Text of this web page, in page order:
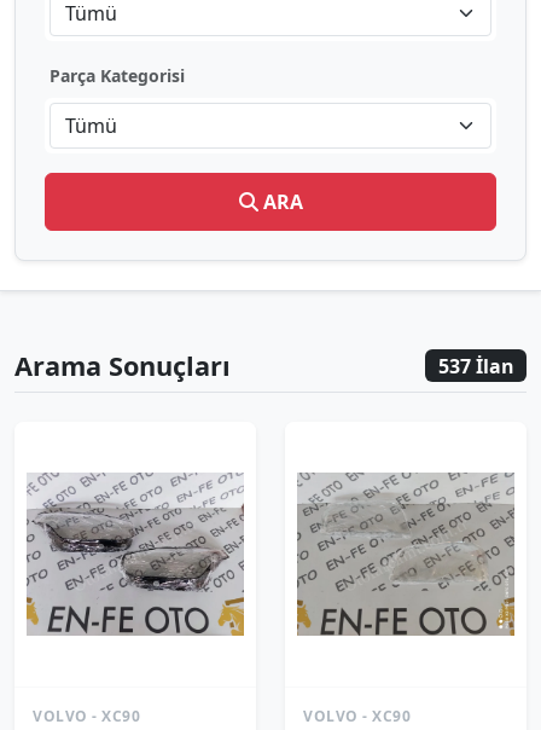
Tümü
Parça Kategorisi
Tümü
ARA
Arama Sonuçları 537 İlan
VOLVO - XC90 VOLVO - XC90